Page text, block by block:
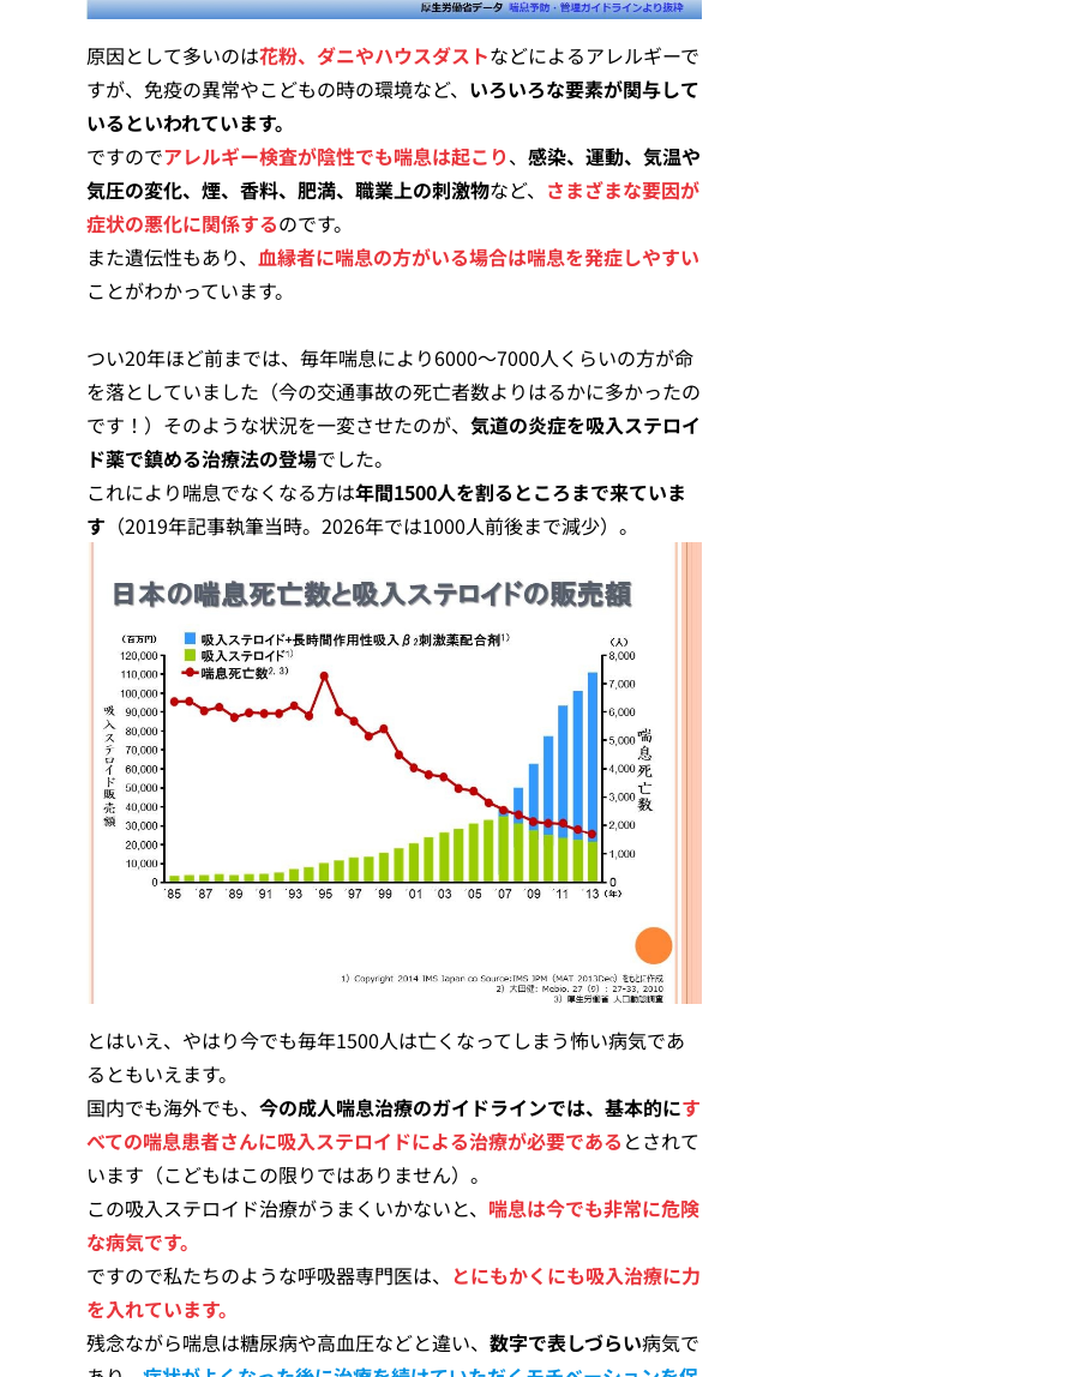
原因として多いのは花粉、ダニやハウスダストなどによるアレルギーで
すが、免疫の異常やこどもの時の環境など、 いろいろな要素が関与して
いるといわれています。
ですのでアレルギー検査が陰性でも喘息は起こり、 感染、運動、気温や
気圧の変化、煙、香料、肥満、職業上の刺激物など、 さまざまな要因が
症状の悪化に関係するのです。
また遺伝性もあり、 血縁者に喘息の方がいる場合は喘息を発症しやすい
ことがわかっています。
つい20年ほど前までは、毎年喘息により6000～7000人くらいの方が命
を落としていました（今の交通事故の死亡者数よりはるかに多かったの
です！）そのような状況を一変させたのが、 気道の炎症を吸入ステロイ
ド薬で鎮める治療法の登場でした。
これにより喘息でなくなる方は年間1500人を割るところまで来ていま
す （2019年記事執筆当時。2026年では1000人前後まで減少）。
とはいえ、やはり今でも毎年1500人は亡くなってしまう怖い病気であ
るともいえます。
国内でも海外でも、 今の成人喘息治療のガイドラインでは、基本的にす
べての喘息患者さんに吸入ステロイドによる治療が必要である とされて
います（こどもはこの限りではありません）。
この吸入ステロイド治療がうまくいかないと、 喘息は今でも非常に危険
な病気です。
ですので私たちのような呼吸器専門医は、 とにもかくにも吸入治療に力
を入れています。
残念ながら喘息は糖尿病や高血圧などと違い、 数字で表しづらい病気で